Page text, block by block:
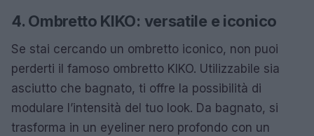
4. Ombretto KIKO: versatile e iconico
Se stai cercando un ombretto iconico, non puoi
perderti il famoso ombretto KIKO. Utilizzabile sia
asciutto che bagnato, ti offre la possibilità di
modulare l’intensità del tuo look. Da bagnato, si
trasforma in un eyeliner nero profondo con un